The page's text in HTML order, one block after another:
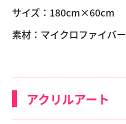
サイズ：180cm×60cm
素材：マイクロファイバー
アクリルアート